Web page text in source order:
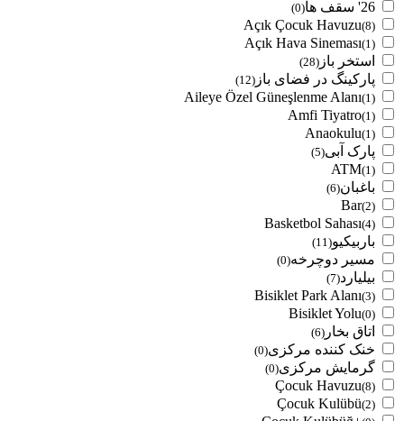
26' سقف ها (0)
Açık Çocuk Havuzu(8)
Açık Hava Sineması(1)
استخر باز (28)
پارکینگ در فضای باز (12)
Aileye Özel Güneşlenme Alanı(1)
Amfi Tiyatro(1)
Anaokulu(1)
پارک آبی(5)
ATM(1)
باغبان(6)
Bar(2)
Basketbol Sahası(4)
باربیکیو(11)
مسیر دوچرخه(0)
بیلیارد(7)
Bisiklet Park Alanı(3)
Bisiklet Yolu(0)
اتاق بخار (6)
خنک کننده مرکزی(0)
گرمایش مرکزی(0)
Çocuk Havuzu(8)
Çocuk Kulübü(2)